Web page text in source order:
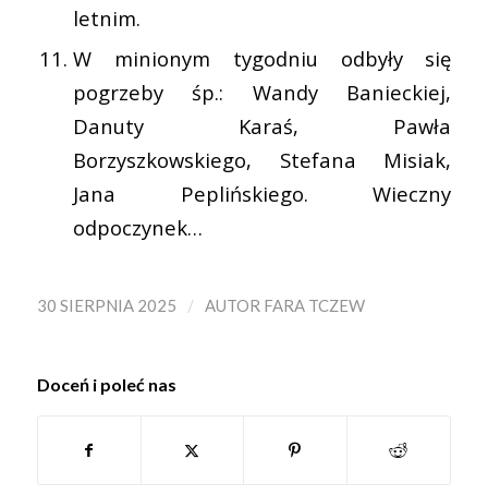
letnim.
W minionym tygodniu odbyły się
pogrzeby śp.: Wandy Banieckiej,
Danuty Karaś, Pawła
Borzyszkowskiego, Stefana Misiak,
Jana Peplińskiego. Wieczny
odpoczynek…
30 SIERPNIA 2025 / AUTOR FARA TCZEW
Doceń i poleć nas